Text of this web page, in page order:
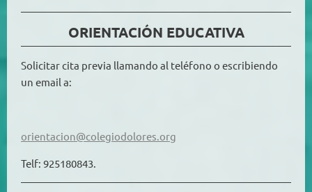
ORIENTACIÓN EDUCATIVA
Solicitar cita previa llamando al teléfono o escribiendo
un email a:
orientacion@colegiodolores.org
Telf: 925180843.